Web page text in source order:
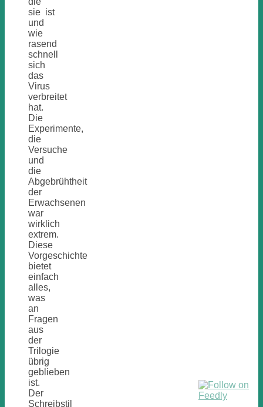
sie ist
und
wie
rasend
schnell
sich
das
Virus
verbreitet
hat.
Die
Experimente,
die
Versuche
und
die
Abgebrühtheit
der
Erwachsenen
war
wirklich
extrem.
Diese
Vorgeschichte
bietet
einfach
alles,
was
an
Fragen
aus
der
Trilogie
übrig
geblieben
ist.
Der
Schreibstil